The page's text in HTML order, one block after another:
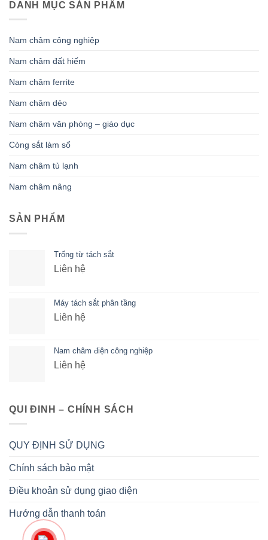
DANH MỤC SẢN PHẨM
Nam châm công nghiệp
Nam châm đất hiếm
Nam châm ferrite
Nam châm dẻo
Nam châm văn phòng – giáo dục
Còng sắt làm sổ
Nam châm tủ lạnh
Nam châm nâng
SẢN PHẨM
Trống từ tách sắt
Liên hệ
Máy tách sắt phân tầng
Liên hệ
Nam châm điện công nghiệp
Liên hệ
QUI ĐINH – CHÍNH SÁCH
QUY ĐỊNH SỬ DỤNG
Chính sách bảo mật
Điều khoản sử dụng giao diện
Hướng dẫn thanh toán